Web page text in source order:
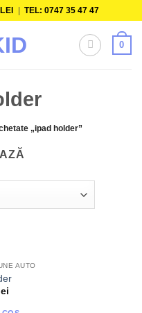
|TEL: 0747 35 47 47
0
„ipad holder”
AUTO
lei